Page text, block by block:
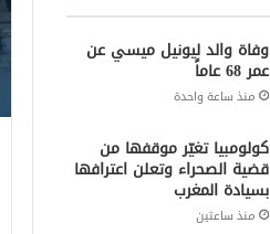
وفاة والد ليونيل ميسي عن
عمر 68 عاماً
منذ ساعة واحدة
كولومبيا تغيّر موقفها من
قضية الصحراء وتعلن اعترافها
بسيادة المغرب
منذ ساعتين